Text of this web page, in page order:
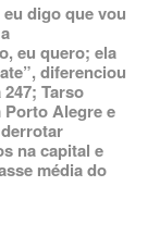
digo que vou
eu quero; ela
diferenciou
Tarso
Porto Alegre e
na capital e
média do